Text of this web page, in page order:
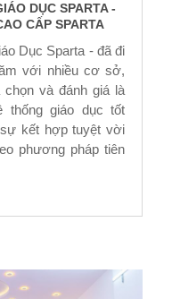
DỤC SPARTA -
CẤP SPARTA
Dục Sparta - đã đi
với nhiều cơ sở,
và đánh giá là
thống giáo dục tốt
kết hợp tuyệt vời
phương pháp tiên